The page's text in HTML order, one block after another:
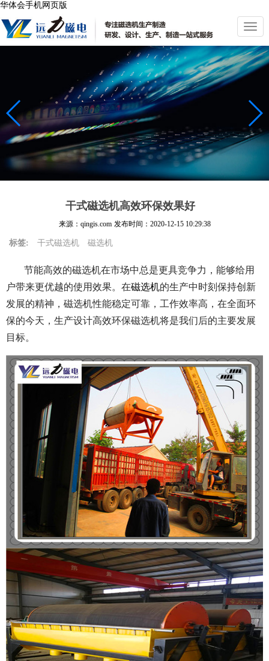
华体会手机网页版
切
换
导
航
干式磁选机高效环保效果好
来源：qingis.com 发布时间： 2020-12-15 10:29:38
标签: 干式磁选机 磁选机
节能高效的磁选机在市场中总是更具竞争力，能够给用
户带来更优越的使用效果。在磁选机的生产中时刻保持创新
发展的精神，磁选机性能稳定可靠，工作效率高，在全面环
保的今天，生产设计高效环保磁选机将是我们后的主要发展
目标。